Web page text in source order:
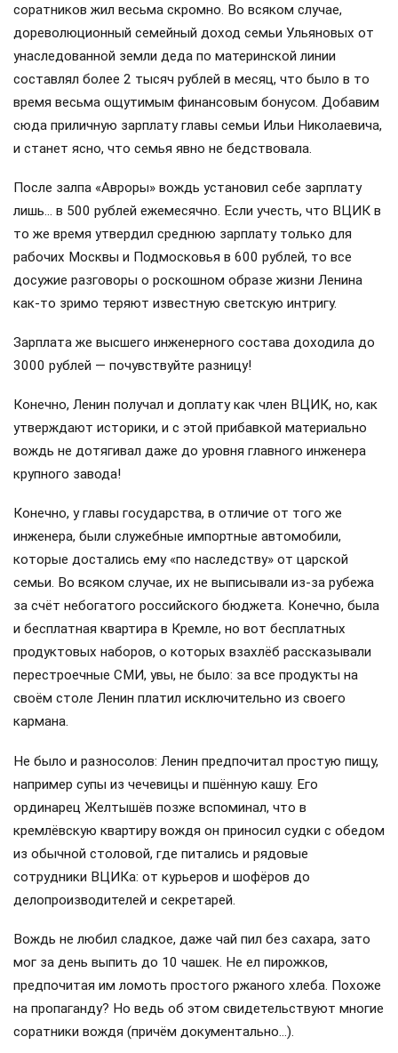
соратников жил весьма скромно. Во всяком случае,
дореволюционный семейный доход семьи Ульяновых от
унаследованной земли деда по материнской линии
составлял более 2 тысяч рублей в месяц, что было в то
время весьма ощутимым финансовым бонусом. Добавим
сюда приличную зарплату главы семьи Ильи Николаевича,
и станет ясно, что семья явно не бедствовала.
После залпа «Авроры» вождь установил себе зарплату
лишь… в 500 рублей ежемесячно. Если учесть, что ВЦИК в
то же время утвердил среднюю зарплату только для
рабочих Москвы и Подмосковья в 600 рублей, то все
досужие разговоры о роскошном образе жизни Ленина
как-то зримо теряют известную светскую интригу.
Зарплата же высшего инженерного состава доходила до
3000 рублей — почувствуйте разницу!
Конечно, Ленин получал и доплату как член ВЦИК, но, как
утверждают историки, и с этой прибавкой материально
вождь не дотягивал даже до уровня главного инженера
крупного завода!
Конечно, у главы государства, в отличие от того же
инженера, были служебные импортные автомобили,
которые достались ему «по наследству» от царской
семьи. Во всяком случае, их не выписывали из-за рубежа
за счёт небогатого российского бюджета. Конечно, была
и бесплатная квартира в Кремле, но вот бесплатных
продуктовых наборов, о которых взахлёб рассказывали
перестроечные СМИ, увы, не было: за все продукты на
своём столе Ленин платил исключительно из своего
кармана.
Не было и разносолов: Ленин предпочитал простую пищу,
например супы из чечевицы и пшённую кашу. Его
ординарец Желтышёв позже вспоминал, что в
кремлёвскую квартиру вождя он приносил судки с обедом
из обычной столовой, где питались и рядовые
сотрудники ВЦИКа: от курьеров и шофёров до
делопроизводителей и секретарей.
Вождь не любил сладкое, даже чай пил без сахара, зато
мог за день выпить до 10 чашек. Не ел пирожков,
предпочитая им ломоть простого ржаного хлеба. Похоже
на пропаганду? Но ведь об этом свидетельствуют многие
соратники вождя (причём документально…).